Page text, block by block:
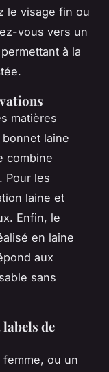
le visage fin ou
vous vers un
à la
matières
laine
combine
Pour les
laine et
Enfin, le
en laine
aux
sans
de
ou un